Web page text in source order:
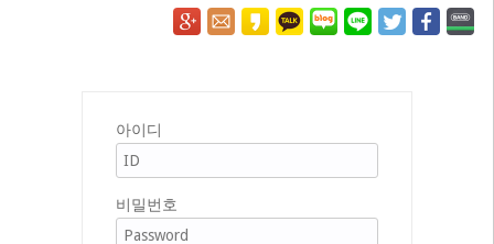
아이디
비밀번호